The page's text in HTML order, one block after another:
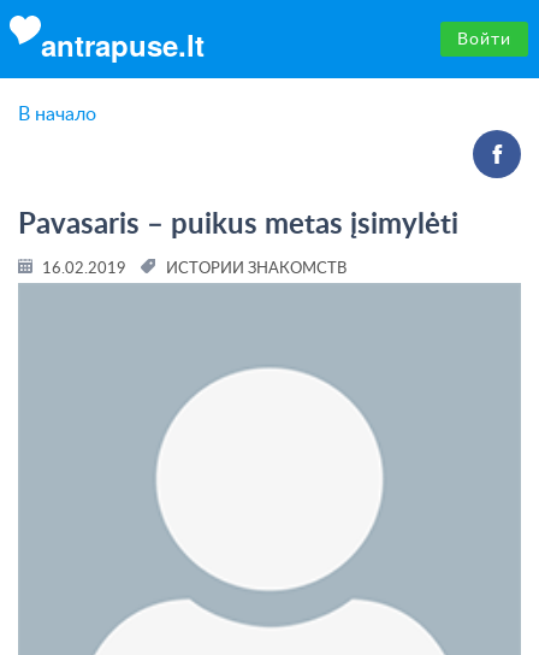
antrapuse.lt Войти
В начало
Pavasaris – puikus metas įsimylėti
16.02.2019 ИСТОРИИ ЗНАКОМСТВ